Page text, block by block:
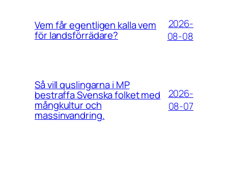
Vem får egentligen kalla vem
för landsförrädare?
2026-
08-08
Så vill quslingarna i MP
bestraffa Svenska folket med
mångkultur och
massinvandring.
2026-
08-07